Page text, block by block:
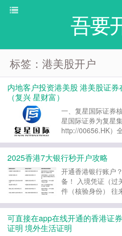
吾要
标签：港美股开户
内地客户投资港美股 港美股证
（复兴 星财富）
一、复星国际证券
星国际证券为复星
http://00656.HK）
1/2/4/6/9类全金融
客户资金由汇丰银
保障强。 ​​特...
2025香港7大银行秒开户攻略
开通香港银行账户
备！ 入境凭证（过
件（核验身份） 往
证） 住址证明（地
手机号（方便验证
通” 银行，跨境支
士：建议同...
可直接在app在线开通的香港证
证明 境外生活证明